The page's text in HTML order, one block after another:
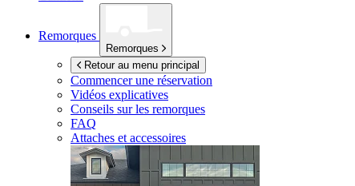
Remorques
Remorques
Retour au menu principal
Commencer une réservation
Vidéos explicatives
Conseils sur les remorques
FAQ
Attaches et accessoires